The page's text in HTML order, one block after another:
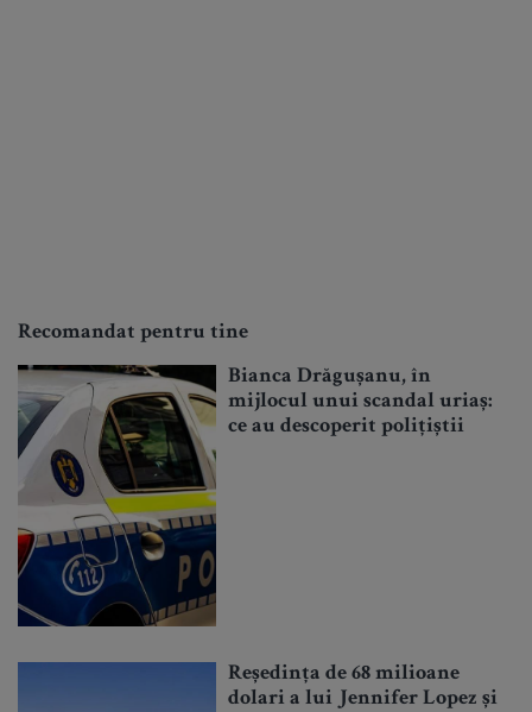
Recomandat pentru tine
Bianca Drăgușanu, în
mijlocul unui scandal uriaș:
ce au descoperit polițiștii
Reședința de 68 milioane
dolari a lui Jennifer Lopez și